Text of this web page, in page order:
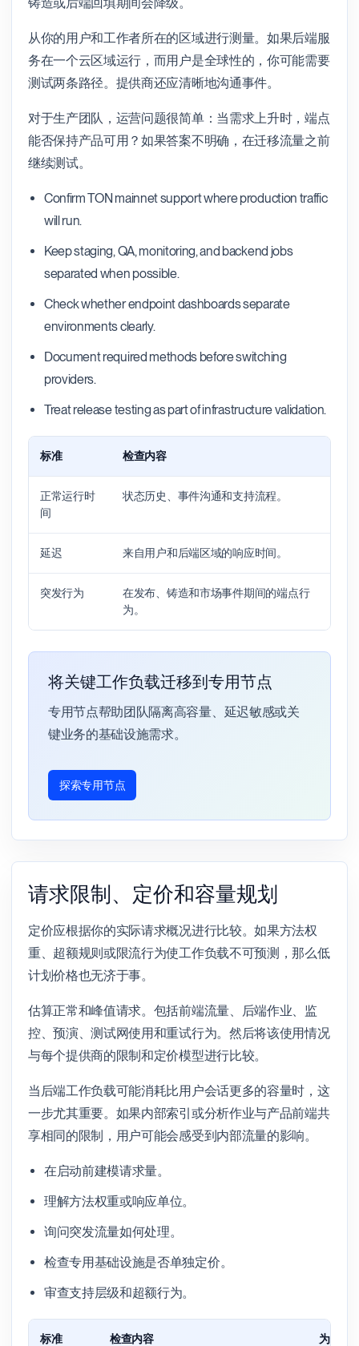
从你的用户和工作者所在的区域进行测量。如果后端服
务在一个云区域运行，而用户是全球性的，你可能需要
测试两条路径。提供商还应清晰地沟通事件。
对于生产团队，运营问题很简单：当需求上升时，端点
能否保持产品可用？如果答案不明确，在迁移流量之前
继续测试。
Confirm TON mainnet support where production traffic
will run.
Keep staging, QA, monitoring, and backend jobs
separated when possible.
Check whether endpoint dashboards separate
environments clearly.
Document required methods before switching
providers.
Treat release testing as part of infrastructure validation.
标准 检查内容
正常运行时
间
状态历史、事件沟通和支持流程。
延迟 来自用户和后端区域的响应时间。
突发行为
在发布、铸造和市场事件期间的端点行
为。
将关键工作负载迁移到专用节点
专用节点帮助团队隔离高容量、延迟敏感或关
键业务的基础设施需求。
探索专用节点
请求限制、定价和容量规划
定价应根据你的实际请求概况进行比较。如果方法权
重、超额规则或限流行为使工作负载不可预测，那么低
计划价格也无济于事。
估算正常和峰值请求。包括前端流量、后端作业、监
控、预演、测试网使用和重试行为。然后将该使用情况
与每个提供商的限制和定价模型进行比较。
当后端工作负载可能消耗比用户会话更多的容量时，这
一步尤其重要。如果内部索引或分析作业与产品前端共
享相同的限制，用户可能会感受到内部流量的影响。
在启动前建模请求量。
理解方法权重或响应单位。
询问突发流量如何处理。
检查专用基础设施是否单独定价。
审查支持层级和超额行为。
标准 检查内容 为什么